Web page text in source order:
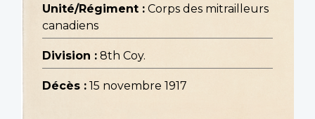
Unité/Régiment : Corps des mitrailleurs
canadiens
Division : 8th Coy.
Décès : 15 novembre 1917